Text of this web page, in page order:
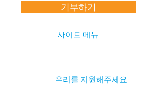
기부하기
사이트 메뉴
우리를 지원해주세요